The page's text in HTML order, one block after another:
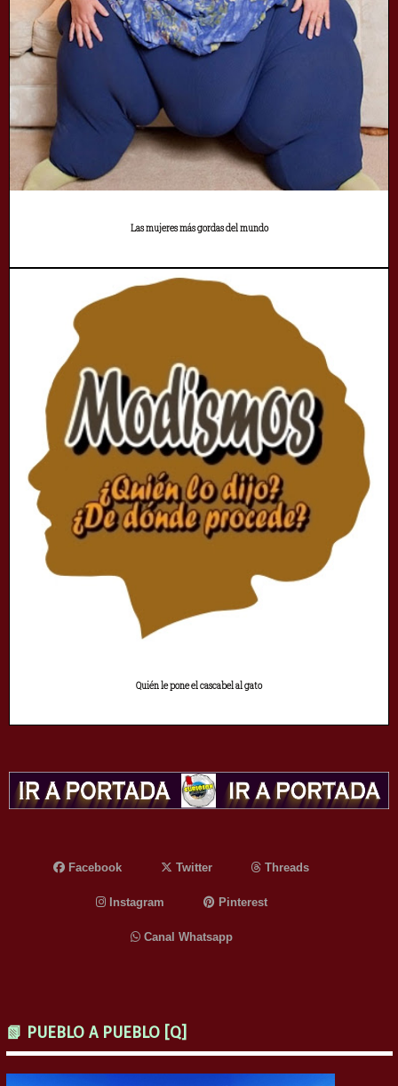
Las mujeres más gordas del mundo
Quién le pone el cascabel al gato
Facebook Twitter Threads
Instagram Pinterest
Canal Whatsapp
📗 PUEBLO A PUEBLO [Q]